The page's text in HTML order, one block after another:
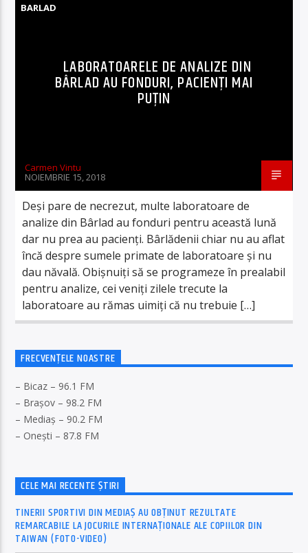
BARLAD
LABORATOARELE DE ANALIZE DIN
BÂRLAD AU FONDURI, PACIENȚI MAI
PUȚIN
Carmen Vintu
NOIEMBRIE 15, 2018
Deși pare de necrezut, multe laboratoare de
analize din Bârlad au fonduri pentru această lună
dar nu prea au pacienți. Bârlădenii chiar nu au aflat
încă despre sumele primate de laboratoare și nu
dau năvală. Obișnuiți să se programeze în prealabil
pentru analize, cei veniți zilele trecute la
laboratoare au rămas uimiți că nu trebuie […]
FRECVENȚELE NOASTRE
– Bicaz – 96.1 FM
– Brașov – 98.2 FM
– Mediaș – 90.2 FM
– Onești – 87.8 FM
CELE MAI RECENTE ȘTIRI
TINERII SPORTIVI DIN MEDIAȘ AU OBȚINUT REZULTATE
REMARCABILE LA JOCURILE INTERNAȚIONALE ALE COPIILOR DIN
TAIWAN (FOTO-VIDEO)